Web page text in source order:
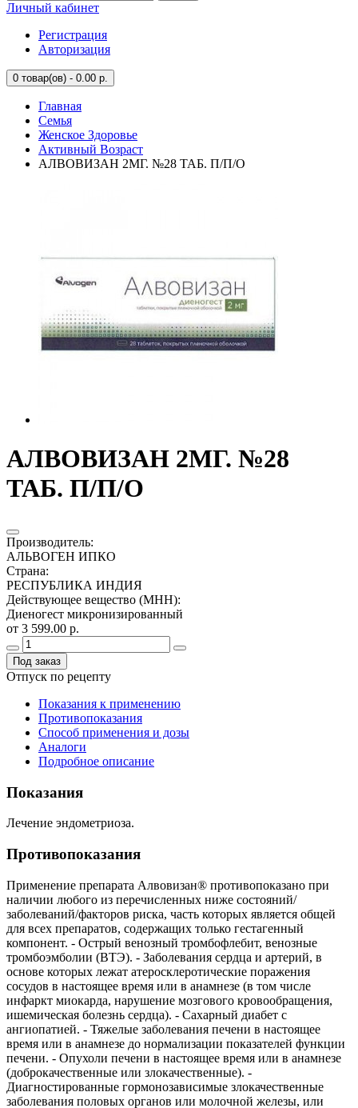
Личный кабинет
Регистрация
Авторизация
0 товар(ов) - 0.00 р.
Главная
Семья
Женское Здоровье
Активный Возраст
АЛВОВИЗАН 2МГ. №28 ТАБ. П/П/О
АЛВОВИЗАН 2МГ. №28
ТАБ. П/П/О
Производитель:
АЛЬВОГЕН ИПКО
Страна:
РЕСПУБЛИКА ИНДИЯ
Действующее вещество (МНН):
Диеногест микронизированный
от 3 599.00 р.
Под заказ
Отпуск по рецепту
Показания к применению
Противопоказания
Способ применения и дозы
Аналоги
Подробное описание
Показания
Лечение эндометриоза.
Противопоказания
Применение препарата Алвовизан® противопоказано при
наличии любого из перечисленных ниже состояний/
заболеваний/факторов риска, часть которых является общей
для всех препаратов, содержащих только гестагенный
компонент. - Острый венозный тромбофлебит, венозные
тромбоэмболии (ВТЭ). - Заболевания сердца и артерий, в
основе которых лежат атеросклеротические поражения
сосудов в настоящее время или в анамнезе (в том числе
инфаркт миокарда, нарушение мозгового кровообращения,
ишемическая болезнь сердца). - Сахарный диабет с
ангиопатией. - Тяжелые заболевания печени в настоящее
время или в анамнезе до нормализации показателей функции
печени. - Опухоли печени в настоящее время или в анамнезе
(доброкачественные или злокачественные). -
Диагностированные гормонозависимые злокачественные
заболевания половых органов или молочной железы, или